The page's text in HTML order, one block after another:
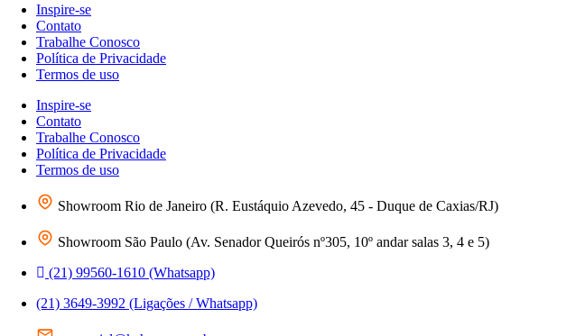
Inspire-se
Contato
Trabalhe Conosco
Política de Privacidade
Termos de uso
Inspire-se
Contato
Trabalhe Conosco
Política de Privacidade
Termos de uso
Showroom Rio de Janeiro (R. Eustáquio Azevedo, 45 - Duque de Caxias/RJ)
Showroom São Paulo (Av. Senador Queirós nº305, 10º andar salas 3, 4 e 5)
(21) 99560-1610 (Whatsapp)
(21) 3649-3992 (Ligações / Whatsapp)